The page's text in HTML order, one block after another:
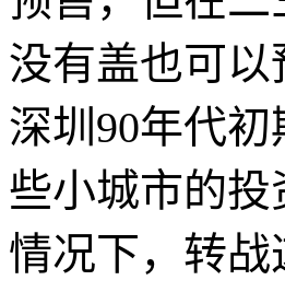
国城市与地产
很多人对商
地产的黄金
不同，角度不